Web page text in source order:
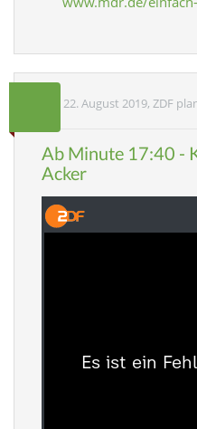
22. August 2019, ZDF
Ab Minute 17:40 -
Acker